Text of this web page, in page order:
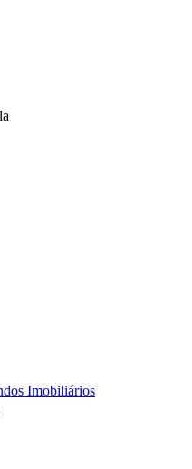
Imobiliários